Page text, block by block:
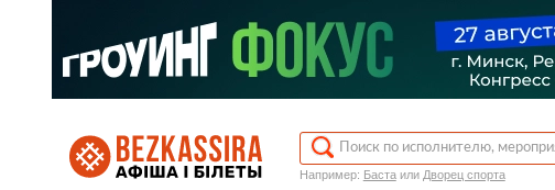
Например: Бастаили Дворец спорта